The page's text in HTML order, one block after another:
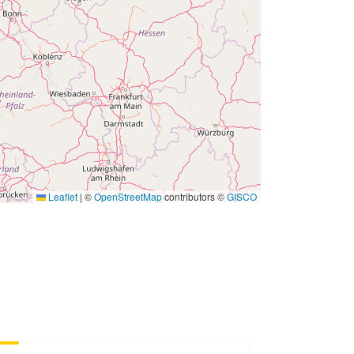
Leaflet | ©OpenStreetMapcontributors ©GISCO